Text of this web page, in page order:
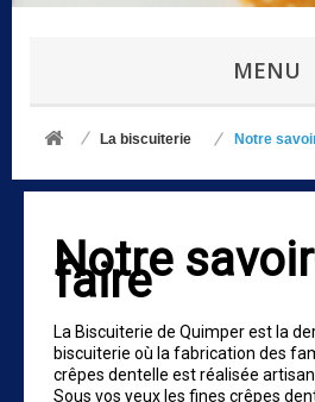
MENU
La biscuiterie Notre
Notre
faire
La Biscuiterie de Quimper est la
biscuiterie où la fabrication des
crêpes dentelle est réalisée
Sous vos yeux les fines crêpes